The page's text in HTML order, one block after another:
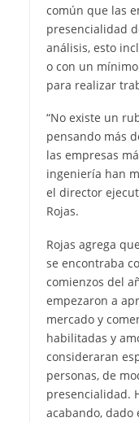
común que las
presencialidad
análisis, esto
o con un
para realizar
“No existe un
pensando más
las empresas
ingeniería han
el director
Rojas.
Rojas agrega
se encontraba
comienzos del
empezaron a
mercado y
habilitadas y
consideraran
personas, de
presencialidad.
acabando, dado